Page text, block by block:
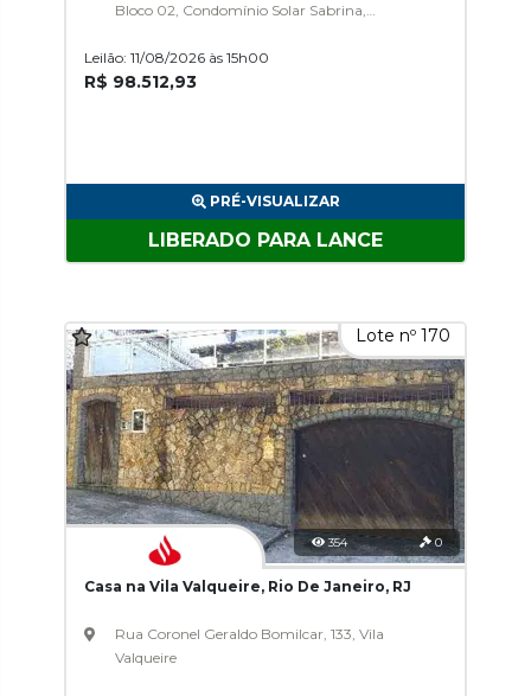
Bloco 02, Condomínio Solar Sabrina,
Leilão: 11/08/2026 às 15h00
R$ 98.512,93
PRÉ-VISUALIZAR
LIBERADO PARA LANCE
Lote nº 170
354 0
Casa na Vila Valqueire, Rio De Janeiro, RJ
Rua Coronel Geraldo Bomilcar, 133, Vila
Valqueire